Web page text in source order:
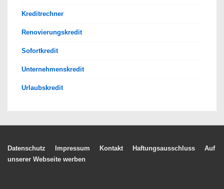
Kreditrechner
Renovierungskredit
Sofortkredit
Unternehmenskredit
Urlaubskredit
Footer-
Datenschutz Impressum Kontakt Haftungsausschluss
Auf
unserer Webseite werben